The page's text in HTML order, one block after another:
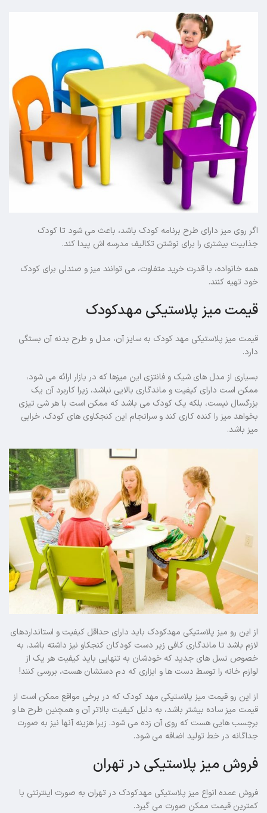
اگر روی میز دارای طرح برنامه کودک باشد، باعث می شود تا کودک
جذابیت بیشتری را برای نوشتن تکالیف مدرسه اش پیدا کند.
همه خانواده، با قدرت خرید متفاوت، می توانند میز و صندلی برای کودک
خود تهیه کنند.
قیمت میز پلاستیکی مهدکودک
قیمت میز پلاستیکی مهد کودک به سایز آن، مدل و طرح بدنه آن بستگی
دارد.
بسیاری از مدل های شیک و فانتزی این میزها که در بازار ارائه می شود،
ممکن است دارای کیفیت و ماندگاری بالایی نباشد، زیرا کاربرد آن یک
بزرگسال نیست، بلکه یک کودک می باشد که ممکن است با هر شی تیزی
بخواهد میز را کنده کاری کند و سرانجام این کنجکاوی های کودک، خرابی
میز باشد.
از این رو میز پلاستیکی مهدکودک باید دارای حداقل کیفیت و استانداردهای
لازم باشد تا ماندگاری کافی زیر دست کودکان کنجکاو نیز داشته باشد، به
خصوص نسل های جدید که خودشان به تنهایی باید کیفیت هر یک از
لوازم خانه را توسط دست ها و ابزاری که دم دستشان هست، بررسی کنند!
از این رو قیمت میز پلاستیکی مهد کودک که در برخی مواقع ممکن است از
قیمت میز ساده بیشتر باشد، به دلیل کیفیت بالاتر آن و همچنین طرح ها و
برچسب هایی هست که روی آن زده می شود. زیرا هزینه آنها نیز به صورت
جداگانه در خط تولید اضافه می شود.
فروش میز پلاستیکی در تهران
فروش عمده انواع میز پلاستیکی مهدکودک در تهران به صورت اینترنتی با
کمترین قیمت ممکن صورت می گیرد.